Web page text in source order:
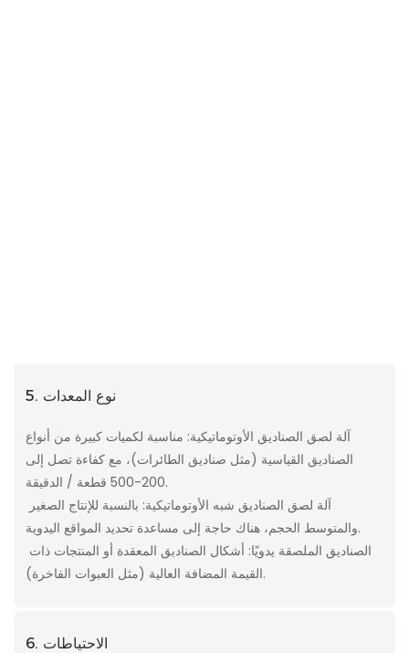
5. نوع المعدات
آلة لصق الصناديق الأوتوماتيكية: مناسبة لكميات كبيرة من أنواع
الصناديق القياسية (مثل صناديق الطائرات)، مع كفاءة تصل إلى
200-500 قطعة / الدقيقة.
والمتوسط ​​الحجم، هناك حاجة إلى مساعدة تحديد المواقع اليدوية.
القيمة المضافة العالية (مثل العبوات الفاخرة).
6. الاحتياطات